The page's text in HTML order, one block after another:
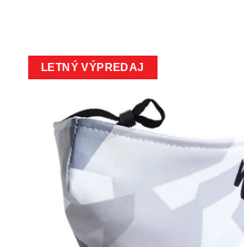
LETNÝ VÝPREDAJ